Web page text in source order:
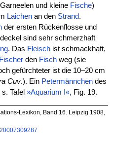
und kleine Fische)
Laichenan den Strand.
der ersten Rückenflosse und
sind sehr schmerzhaft
. Das Fleischist schmackhaft,
Fischerden Fischweg (sie
gefürchteter ist die 10–20 cm
Cuv.). Ein Petermännchendes
s. Tafel »Aquarium I«, Fig. 19.
Lexikon, Band 16. Leipzig 1908,